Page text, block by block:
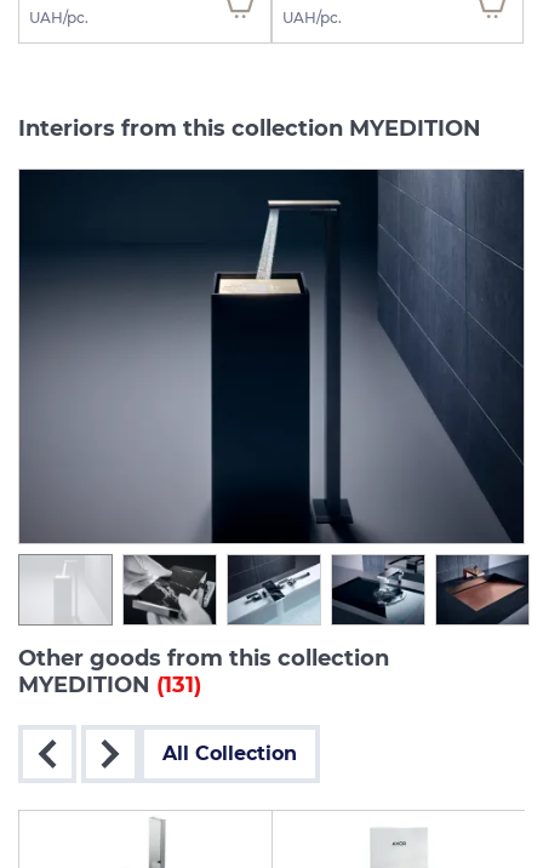
UAH/pc. UAH/pc.
Interiors from this collection MYEDITION
Other goods from this collection
MYEDITION (131)
All Collection